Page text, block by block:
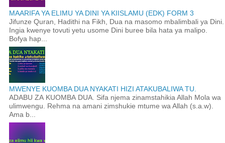
MAARIFA YA ELIMU YA DINI YA KIISLAMU (EDK) FORM 3
Jifunze Quran, Hadithi na Fikh, Dua na masomo mbalimbali ya Dini.
Ingia kwenye tovuti yetu usome Dini buree bila hata ya malipo.
Bofya hap...
MWENYE KUOMBA DUA NYAKATI HIZI ATAKUBALIWA TU.
ADABU ZA KUOMBA DUA. Sifa njema zinamstahikia Allah Mola wa
ulimwengu. Rehma na amani zimshukie mtume wa Allah (s.a.w).
Ama b...